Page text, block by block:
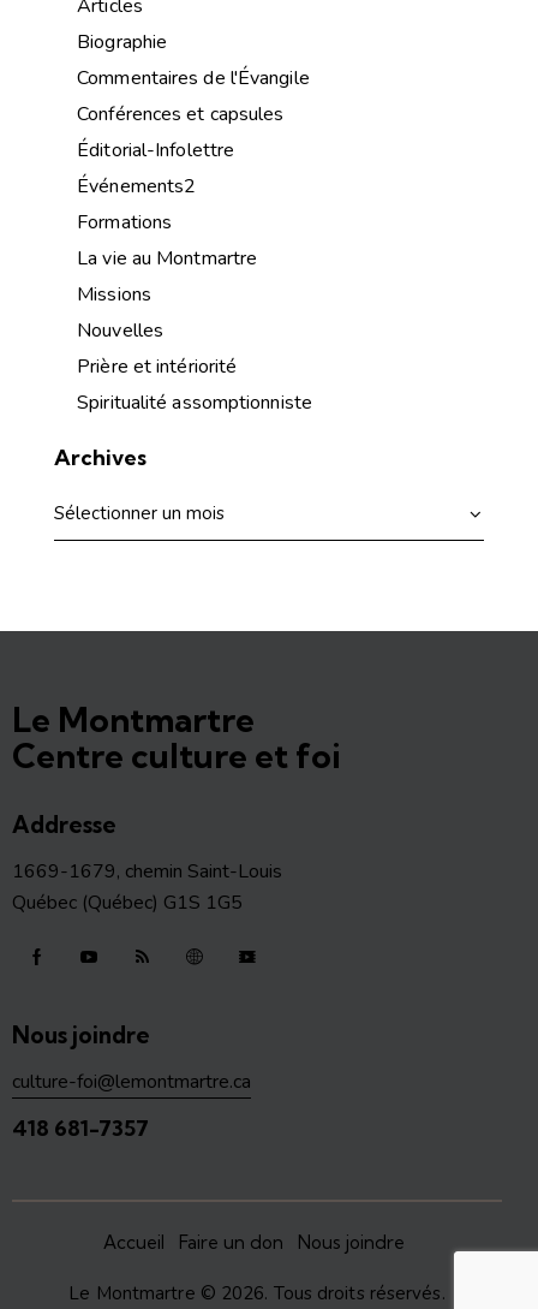
Articles
Biographie
Commentaires de l'Évangile
Conférences et capsules
Éditorial-Infolettre
Événements2
Formations
La vie au Montmartre
Missions
Nouvelles
Prière et intériorité
Spiritualité assomptionniste
Archives
Le Montmartre
Centre culture et foi
Addresse
1669-1679, chemin Saint-Louis
Québec (Québec) G1S 1G5
Nous joindre
culture-foi@lemontmartre.ca
418 681-7357
Accueil Faire un don Nous joindre
Le Montmartre © 2026. Tous droits réservés.